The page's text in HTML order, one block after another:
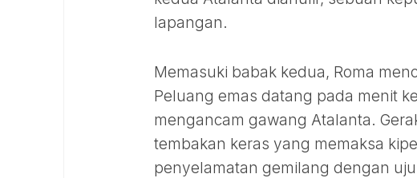
lapangan.
Memasuki babak kedua, Roma
Peluang emas datang pada menit
mengancam gawang Atalanta.
tembakan keras yang memaksa
penyelamatan gemilang dengan